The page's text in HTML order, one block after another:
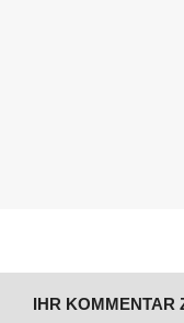
IHR KOMMENTAR